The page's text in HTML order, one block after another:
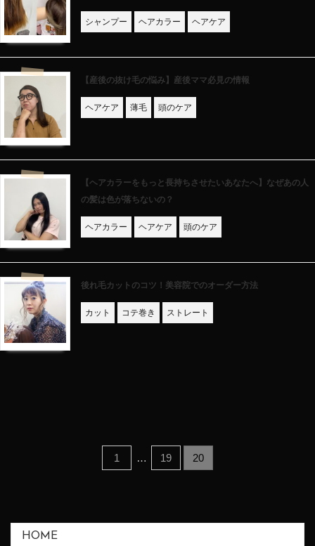
シャンプー ヘアカラー ヘアケア
【産後の抜け毛の悩み】産後ママ必見の情報
ヘアケア 薄毛 頭のケア
【ヘアカラーをもっと長持ちさせたいあなたへ】なぜあの人
の髪は色が落ちないの？
ヘアカラー ヘアケア 頭のケア
後れ毛カットのコツ！美容院でのオーダー方法
カット コテ巻き ストレート
1 … 19 20
HOME